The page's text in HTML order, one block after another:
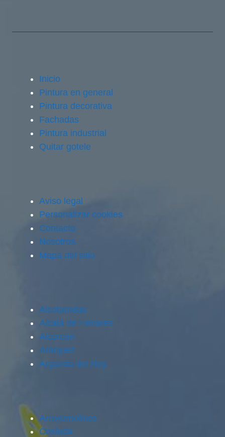
Inicio
Pintura en general
Pintura decorativa
Fachadas
Pintura industrial
Quitar gotele
Aviso legal
Personalizar cookies
Contacto
Nosotros
Mapa del sitio
Alcobendas
Alcalá de Henares
Alcorcón
Aranjuez
Arganda del Rey
Arroyomolinos
Coslada